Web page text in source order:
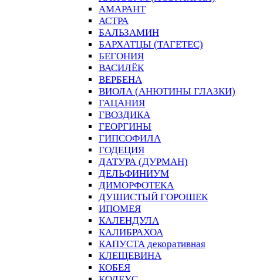
АМАРАНТ
АСТРА
БАЛЬЗАМИН
БАРХАТЦЫ (ТАГЕТЕС)
БЕГОНИЯ
ВАСИЛЁК
ВЕРБЕНА
ВИОЛА (АНЮТИНЫ ГЛАЗКИ)
ГАЦАНИЯ
ГВОЗДИКА
ГЕОРГИНЫ
ГИПСОФИЛА
ГОДЕЦИЯ
ДАТУРА (ДУРМАН)
ДЕЛЬФИНИУМ
ДИМОРФОТЕКА
ДУШИСТЫЙ ГОРОШЕК
ИПОМЕЯ
КАЛЕНДУЛА
КАЛИБРАХОА
КАПУСТА декоративная
КЛЕЩЕВИНА
КОБЕЯ